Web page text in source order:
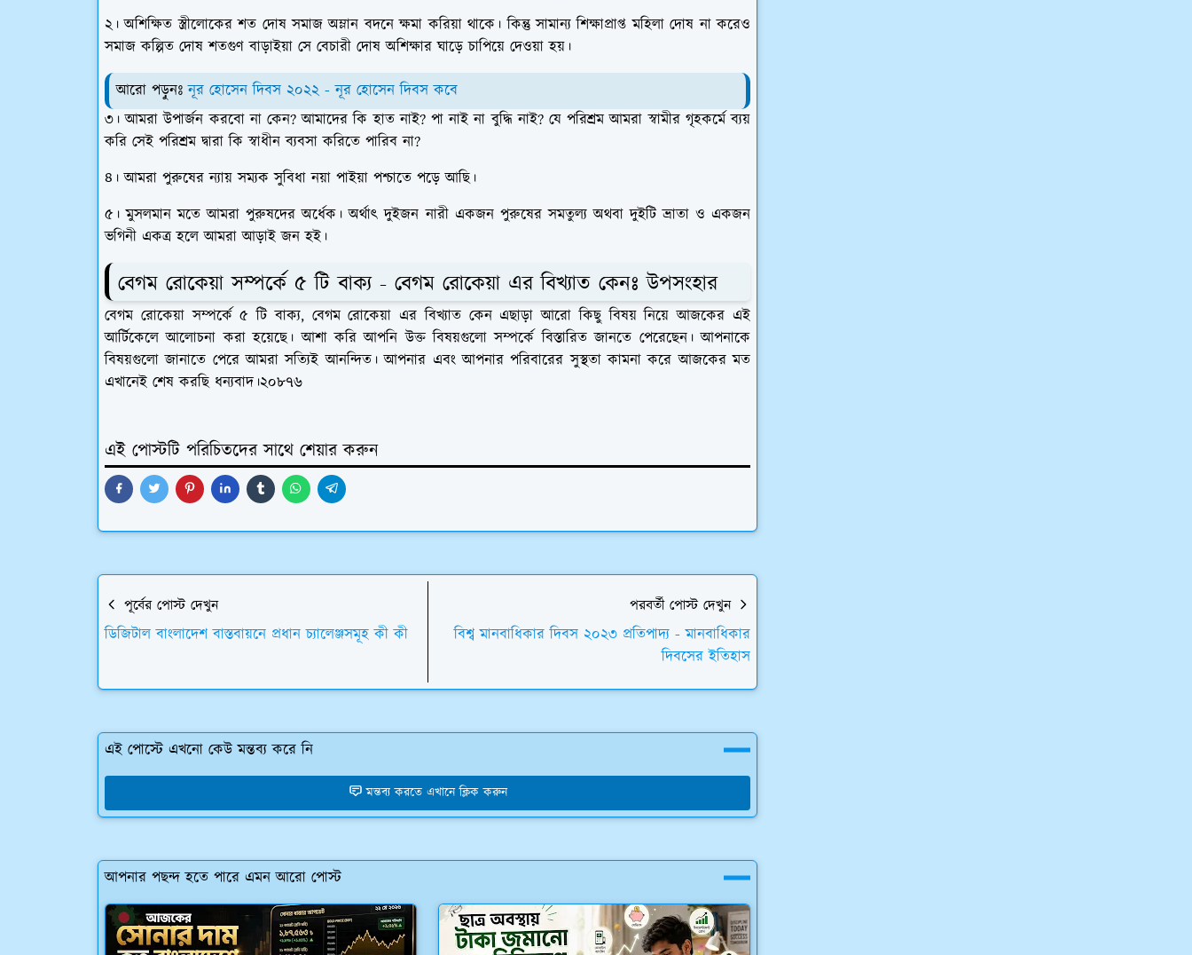
২। অশিক্ষিত স্ত্রীলোকের শত দোষ সমাজ অম্লান বদনে ক্ষমা করিয়া থাকে। কিন্তু সামান্য শিক্ষাপ্রাপ্ত মহিলা দোষ না করেও
সমাজ কল্পিত দোষ শতগুণ বাড়াইয়া সে বেচারী দোষ অশিক্ষার ঘাড়ে চাপিয়ে দেওয়া হয়।
আরো পড়ুনঃনূর হোসেন দিবস ২০২২ - নূর হোসেন দিবস কবে
৩। আমরা উপার্জন করবো না কেন? আমাদের কি হাত নাই? পা নাই না বুদ্ধি নাই? যে পরিশ্রম আমরা স্বামীর গৃহকর্মে ব্যয়
করি সেই পরিশ্রম দ্বারা কি স্বাধীন ব্যবসা করিতে পারিব না?
৪। আমরা পুরুষের ন্যায় সম্যক সুবিধা নয়া পাইয়া পশ্চাতে পড়ে আছি।
৫। মুসলমান মতে আমরা পুরুষদের অর্ধেক। অর্থাৎ দুইজন নারী একজন পুরুষের সমতুল্য অথবা দুইটি ভ্রাতা ও একজন
ভগিনী একত্র হলে আমরা আড়াই জন হই।
বেগম রোকেয়া সম্পর্কে ৫ টি বাক্য - বেগম রোকেয়া এর বিখ্যাত কেনঃ উপসংহার
বেগম রোকেয়া সম্পর্কে ৫ টি বাক্য, বেগম রোকেয়া এর বিখ্যাত কেন এছাড়া আরো কিছু বিষয় নিয়ে আজকের এই
আর্টিকেলে আলোচনা করা হয়েছে। আশা করি আপনি উক্ত বিষয়গুলো সম্পর্কে বিস্তারিত জানতে পেরেছেন। আপনাকে
বিষয়গুলো জানাতে পেরে আমরা সত্যিই আনন্দিত। আপনার এবং আপনার পরিবারের সুস্থতা কামনা করে আজকের মত
এখানেই শেষ করছি ধন্যবাদ।২০৮৭৬
এই পোস্টটি পরিচিতদের সাথে শেয়ার করুন
পূর্বের পোস্ট দেখুন
ডিজিটাল বাংলাদেশ বাস্তবায়নে প্রধান চ্যালেঞ্জসমূহ কী কী
পরবর্তী পোস্ট দেখুন
বিশ্ব মানবাধিকার দিবস ২০২৩ প্রতিপাদ্য - মানবাধিকার
দিবসের ইতিহাস
এই পোস্টে এখনো কেউ মন্তব্য করে নি
মন্তব্য করতে এখানে ক্লিক করুন
আপনার পছন্দ হতে পারে এমন আরো পোস্ট